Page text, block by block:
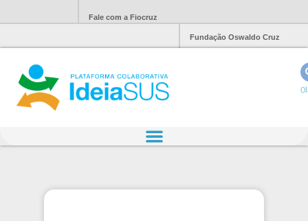
Fale com a Fiocruz
Fundação Oswaldo Cruz